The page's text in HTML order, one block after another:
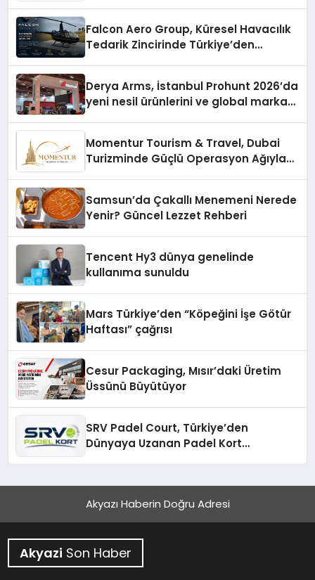
Falcon Aero Group, Küresel Havacılık
Tedarik Zincirinde Türkiye’den
Derya Arms, İstanbul Prohunt 2026’da
yeni nesil ürünlerini ve global marka
Momentur Tourism & Travel, Dubai
Turizminde Güçlü Operasyon Ağıyla
Samsun’da Çakallı Menemeni Nerede
Yenir? Güncel Lezzet Rehberi
Tencent Hy3 dünya genelinde
kullanıma sunuldu
Mars Türkiye’den “Köpeğini İşe Götür
Haftası” çağrısı
Cesur Packaging, Mısır’daki Üretim
Üssünü Büyütüyor
SRV Padel Court, Türkiye’den
Dünyaya Uzanan Padel Kort
Akyazı Haberin Doğru Adresi
Akyazi Son Haber